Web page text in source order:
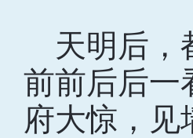
天明后，
前前后后一
府大惊，见